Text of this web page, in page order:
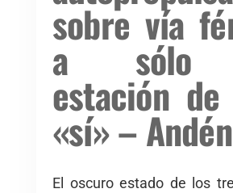
sobre vía
a sólo
estación
«sí» –
El oscuro estado de los